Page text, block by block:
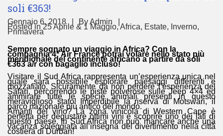
soli €363!
Gennaio 6, 2018 ByAdmin
Posted in25 Aprile & 1 Maggio,Africa, Estate, Inverno,
Primavera
Sempre sognato un viaggio in Africa? Con la
compagnia 4* Air France potrai volare nello stato più
meridionale del continente africano a partire da soli
€363 a/r con bagaglio incluso!
Visitare il Sud Africa rappresenta un’esperienza unica nel
quale sarà possibile esplorare paesaggi differenti e
mozzafiato. Sicuramente da non perdere l’esperienza del
Safari, percorrendo le piste polverose sulle Jeep 4×4 ed
ammirare tutte le specie animali presenti in questo
meraviglioso stato! Imperdibile la riserva di Motswari, il
parco nazionale più antico del mondo.
Amanti del vino? La zona vinicola di Western Cape è
perfetta per degustare ottimi vini e scoprire uno dei lati di
questo paese. In Sud Africa non puo’ mancare anche una
vacanza soleggiata all’insegna del divertimento nella città
costiera di Durban!